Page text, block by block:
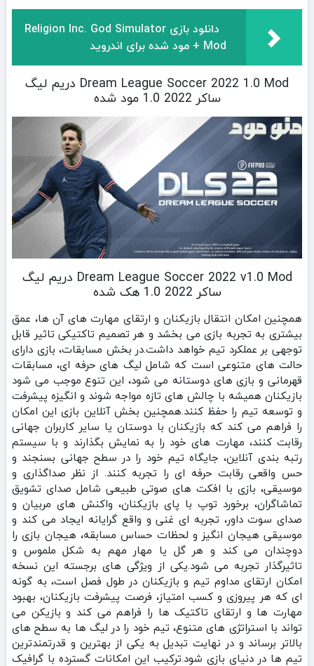
دانلود بازی Religion Inc. God Simulator
+ Mod مود شده برای اندروید
Dream League Soccer 2022 1.0 Mod دریم لیگ
ساکر 2022 1.0 مود شده
Dream League Soccer 2022 v1.0 Mod دریم لیگ
ساکر 2022 1.0 هک شده
همچنین امکان انتقال بازیکنان و ارتقای مهارت‌ های آن‌ ها، عمق
بیشتری به تجربه بازی می‌ بخشد و هر تصمیم تاکتیکی تاثیر قابل
توجهی بر عملکرد تیم خواهد داشت.در بخش مسابقات، بازی دارای
حالت‌ های متنوعی است که شامل لیگ‌ های حرفه‌ ای، مسابقات
قهرمانی و بازی‌ های دوستانه می‌ شود، این تنوع موجب می‌ شود
بازیکنان همیشه با چالش‌ های تازه مواجه شوند و انگیزه پیشرفت
و توسعه تیم را حفظ کنند.همچنین بخش آنلاین بازی این امکان
را فراهم می‌ کند که بازیکنان با دوستان یا سایر کاربران جهانی
رقابت کنند، مهارت‌ های خود را به نمایش بگذارند و با سیستم
رتبه‌ بندی آنلاین، جایگاه تیم خود را در سطح جهانی بسنجند و
حس واقعی رقابت حرفه‌ ای را تجربه کنند. از نظر صداگذاری و
موسیقی، بازی با افکت‌ های صوتی طبیعی شامل صدای تشویق
تماشاگران، برخورد توپ با پای بازیکنان، واکنش‌ های مربیان و
صدای سوت داور، تجربه‌ ای غنی و واقع‌ گرایانه ایجاد می‌ کند و
موسیقی هیجان‌ انگیز و لحظات حساس مسابقه، هیجان بازی را
دوچندان می‌ کند و هر گل یا مهار مهم به شکل ملموس و
تاثیرگذار تجربه می‌ شود.یکی از ویژگی‌ های برجسته این نسخه
امکان ارتقای مداوم تیم و بازیکنان در طول فصل است، به گونه‌
ای که هر پیروزی و کسب امتیاز، فرصت پیشرفت بازیکنان، بهبود
مهارت‌ ها و ارتقای تاکتیک‌ ها را فراهم می‌ کند و بازیکن می‌
تواند با استراتژی‌ های متنوع، تیم خود را در لیگ‌ ها به سطح‌ های
بالاتر برساند و در نهایت تبدیل به یکی از بهترین و قدرتمندترین
تیم‌ ها در دنیای بازی شود.ترکیب این امکانات گسترده با گرافیک